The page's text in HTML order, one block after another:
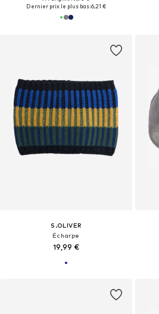
Dernier prix le plus bas :6,21 €
S.OLIVER
Écharpe
19,99 €